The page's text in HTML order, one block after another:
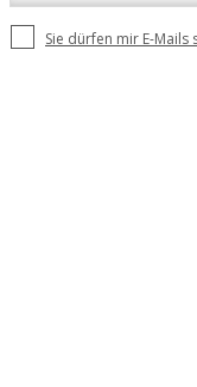
Sie dürfen mir E-Mails